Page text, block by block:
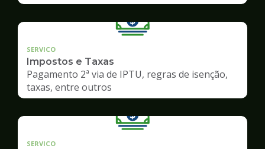
SERVICO
Impostos e Taxas
Pagamento 2ª via de IPTU, regras de isenção,
taxas, entre outros
SERVICO